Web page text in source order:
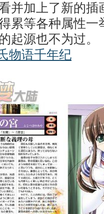
并加上了新的
累等各种属性
起源也不为过。
物语千年纪